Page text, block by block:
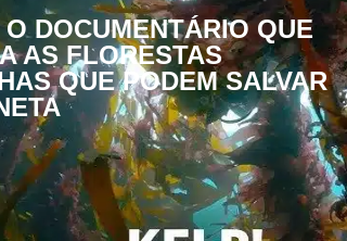
DOCUMENTÁRIO QUE
AS FLORESTAS
QUE PODEM SALVAR